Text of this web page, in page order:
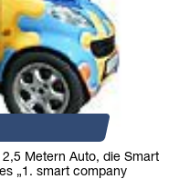
Metern Auto, die Smart
„1. smart company